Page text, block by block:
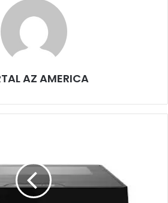
AZ AMERICA